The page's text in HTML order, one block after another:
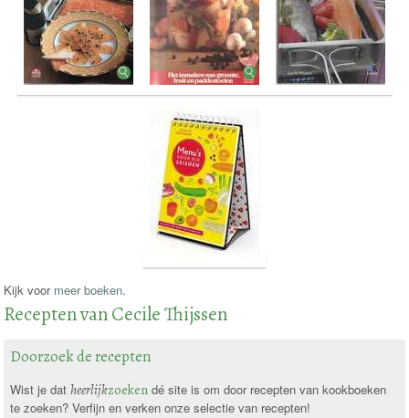
Kijk voor meer boeken.
Recepten van Cecile Thijssen
Doorzoek de recepten
Wist je dat heerlijkzoekendé site is om door recepten van kookboeken
te zoeken? Verfijn en verken onze selectie van recepten!